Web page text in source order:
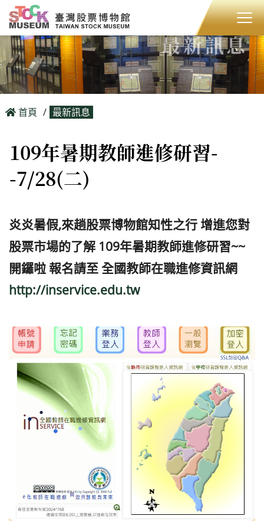
最新訊息
首頁 最新訊息
109年暑期教師進修研習-
-7/28(二)
炎炎暑假,來趟股票博物館知性之行 增進您對
股票市場的了解 109年暑期教師進修研習~~
開鑼啦 報名請至 全國教師在職進修資訊網
http://inservice.edu.tw